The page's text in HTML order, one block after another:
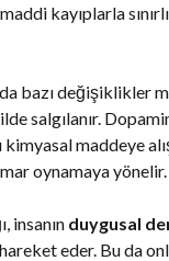
kayıplarla
bazı değişiklikler
salgılanır.
maddeye
oynamaya yönelir.
insanın duygusal
eder. Bu da